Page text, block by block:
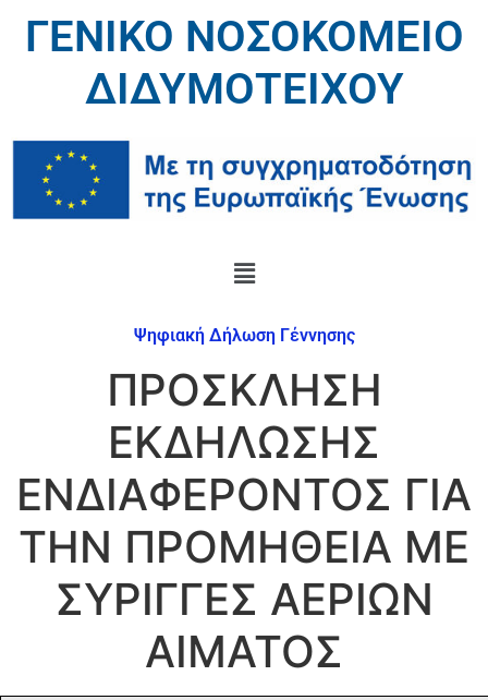
ΓΕΝΙΚΟ ΝΟΣΟΚΟΜΕΙΟ
ΔΙΔΥΜΟΤΕΙΧΟΥ
Ψηφιακή Δήλωση Γέννησης
ΠΡΟΣΚΛΗΣΗ
ΕΚΔΗΛΩΣΗΣ
ΕΝΔΙΑΦΕΡΟΝΤΟΣ ΓΙΑ
ΤΗΝ ΠΡΟΜΗΘΕΙΑ ΜΕ
ΣΥΡΙΓΓΕΣ ΑΕΡΙΩΝ
ΑΙΜΑΤΟΣ